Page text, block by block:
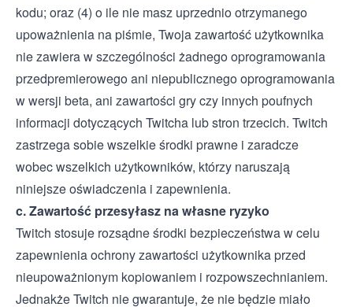
kodu; oraz (4) o ile nie masz uprzednio otrzymanego
upoważnienia na piśmie, Twoja zawartość użytkownika
nie zawiera w szczególności żadnego oprogramowania
przedpremierowego ani niepublicznego oprogramowania
w wersji beta, ani zawartości gry czy innych poufnych
informacji dotyczących Twitcha lub stron trzecich. Twitch
zastrzega sobie wszelkie środki prawne i zaradcze
wobec wszelkich użytkowników, którzy naruszają
niniejsze oświadczenia i zapewnienia.
c. Zawartość przesyłasz na własne ryzyko
Twitch stosuje rozsądne środki bezpieczeństwa w celu
zapewnienia ochrony zawartości użytkownika przed
nieupoważnionym kopiowaniem i rozpowszechnianiem.
Jednakże Twitch nie gwarantuje, że nie będzie miało